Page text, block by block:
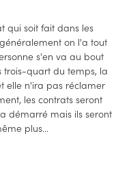
qui soit fait dans les
on l'a tout
s'en va au bout
trois-quart du temps, la
elle n'ira pas réclamer
les contrats seront
démarré mais ils seront
plus...